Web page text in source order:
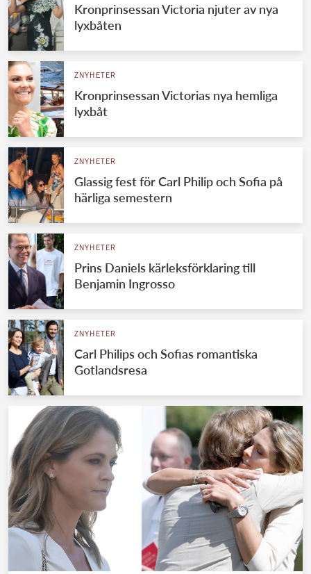
Kronprinsessan Victoria njuter av nya
lyxbåten
ZNYHETER
Kronprinsessan Victorias nya hemliga
lyxbåt
ZNYHETER
Glassig fest för Carl Philip och Sofia på
härliga semestern
ZNYHETER
Prins Daniels kärleksförklaring till
Benjamin Ingrosso
ZNYHETER
Carl Philips och Sofias romantiska
Gotlandsresa